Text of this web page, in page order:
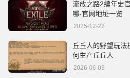
流放之路2编年史
哪-官网地址一览
2025-12-22
丘丘人的野望玩法
何生产丘丘人
2026-06-03